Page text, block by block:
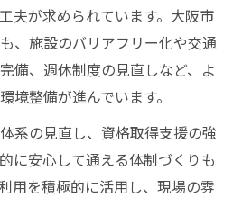
夫が求められています。大阪市
、施設のバリアフリー化や交通
備、週休制度の見直しなど、よ
境整備が進んでいます。
系の見直し、資格取得支援の強
に安心して通える体制づくりも
用を積極的に活用し、現場の雰